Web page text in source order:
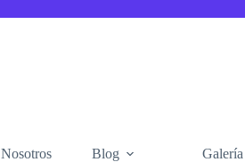
Nosotros Blog Galería